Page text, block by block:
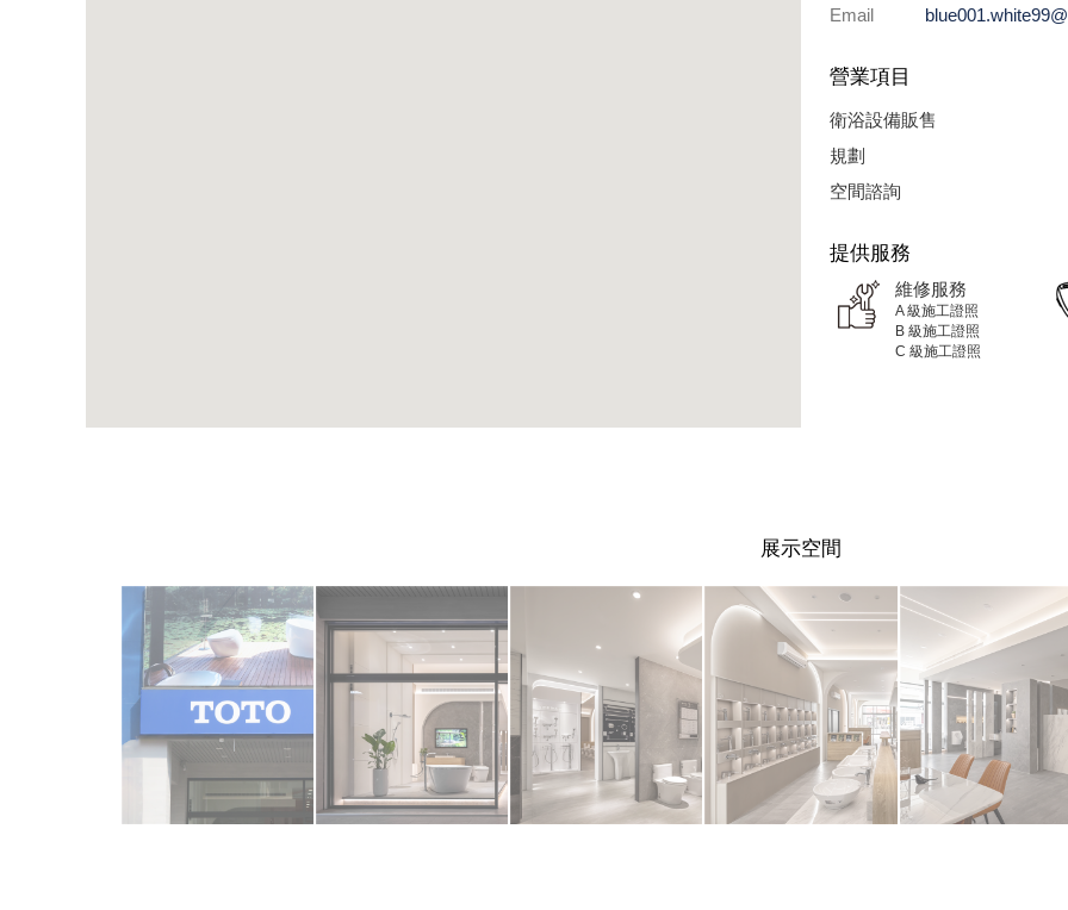
Email
營業項目
衛浴設備販售
規劃
空間諮詢
提供服務
維修服務
A 級施工證照
B 級施工證照
C 級施工證照
展示空間